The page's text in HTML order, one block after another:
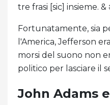
tre frasi [sic] insieme. &
Fortunatamente, sia
l'America, Jefferson
morsi del suono non
politico per lasciare il
John Adams